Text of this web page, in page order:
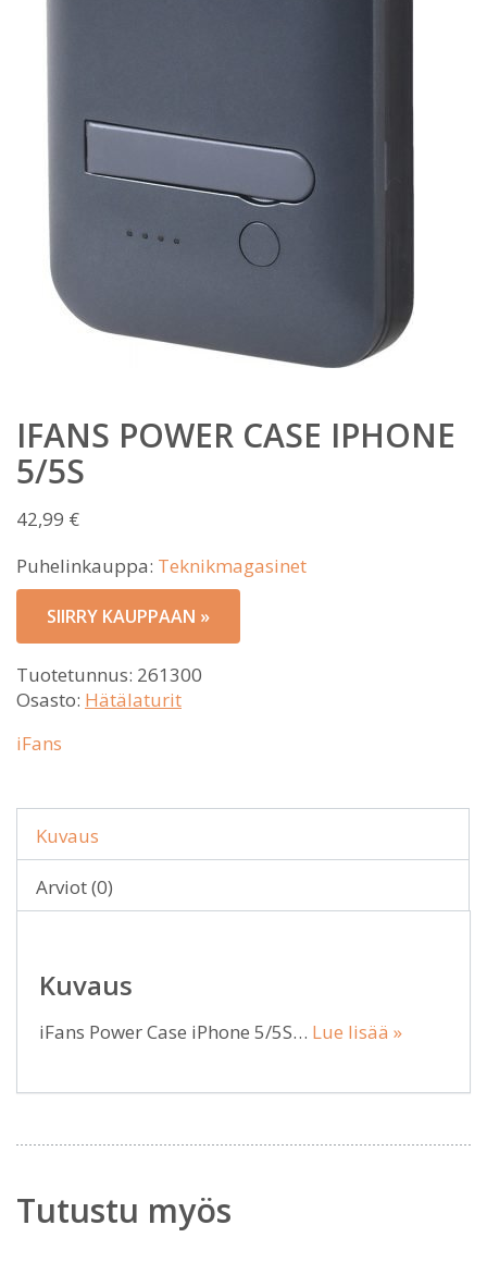
IFANS POWER CASE IPHONE
5/5S
42,99 €
Puhelinkauppa: Teknikmagasinet
SIIRRY KAUPPAAN »
Tuotetunnus: 261300
Osasto: Hätälaturit
iFans
Kuvaus
Arviot (0)
Kuvaus
iFans Power Case iPhone 5/5S… Lue lisää »
Tutustu myös